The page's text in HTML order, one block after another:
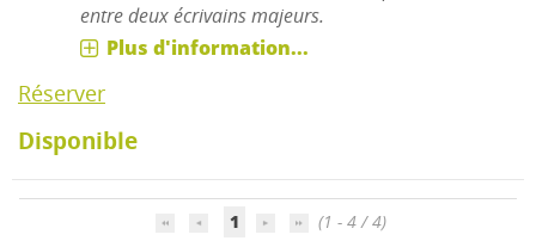
entre deux écrivains majeurs.
Plus d'information...
Réserver
Disponible
1 (1 - 4 / 4)